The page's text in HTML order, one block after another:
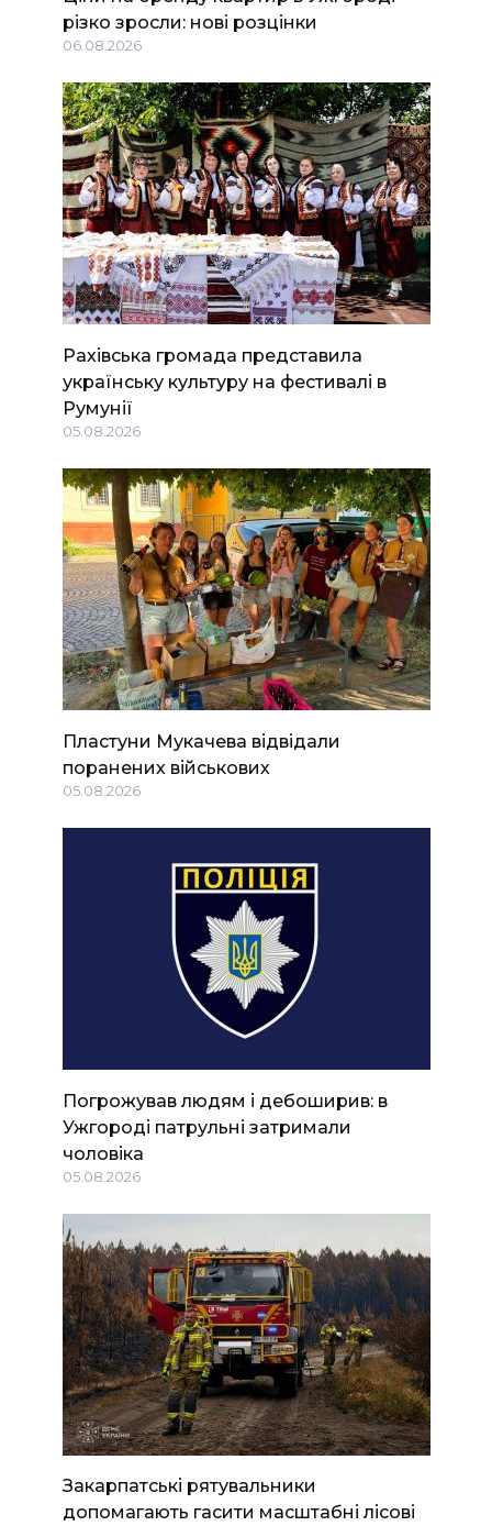
різко зросли: нові розцінки
06.08.2026
Рахівська громада представила
українську культуру на фестивалі в
Румунії
05.08.2026
Пластуни Мукачева відвідали
поранених військових
05.08.2026
Погрожував людям і дебоширив: в
Ужгороді патрульні затримали
чоловіка
05.08.2026
Закарпатські рятувальники
допомагають гасити масштабні лісові